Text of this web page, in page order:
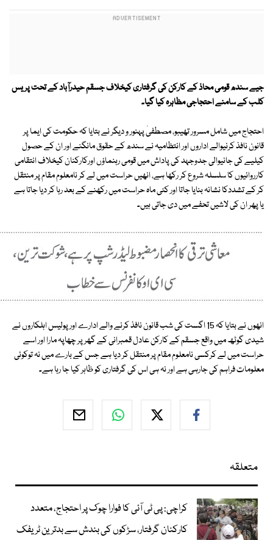
جیے سندھ قومی محاذ کے کارکن کی گرفتاری کیخلاف جسقم حیدرآباد کے تحت پریس
کلب کے سامنے احتجاجی مظاہرہ کیا گیا۔
احتجاج میں شامل مسرور تھیبو، مصطفیٰ پہنور و دیگر نے بتایا کہ حکومت کی ایما پر
قانون نافذ کرنیوالے اداروں اور انتظامیہ نے سندھ کے حقوق مانگنے اور ان کے حصول
کیلیے کی جانیوالی جدوجہد کی پاداش میں قومی رہنماؤں اورکارکنان کیخلاف انتقامی
کارروائیوں کا سلسلہ شروع کر رکھا ہے، انھیں حراست میں لے کر نامعلوم مقام پر منتقل
کر کے تشددکا نشانہ بنایا جاتا اور کئی ماہ حراست میں رکھنے کے بعد رہا کر دیا جاتا ہے
یا پھر ان کی لاشیں تحفے میں دی جاتی ہیں۔
انھوں نے بتایا کہ 15 اگست کی شب قانون نافذ کرنے والے ادارے اور پولیس اہلکاروں نے
شیدی گوٹھ میں واقع جسقم کے کارکن عادل قمبرانی کے گھر پر چھاپہ مارا اور اسے
حراست میں لے کرکسی نامعلوم مقام پر منتقل کر دیا ہے جس کے بارے میں نہ توکوئی
معلومات فراہم کی جارہی ہے اور نہ ہی اس کی گرفتاری کو ظاہر کیا جا رہا ہے۔
متعلقہ
کراچی: پی ٹی آئی کا فوارا چوک پر احتجاج، متعدد
کارکنان گرفتار، سڑکوں کی بندش سے بدترین ٹریفک